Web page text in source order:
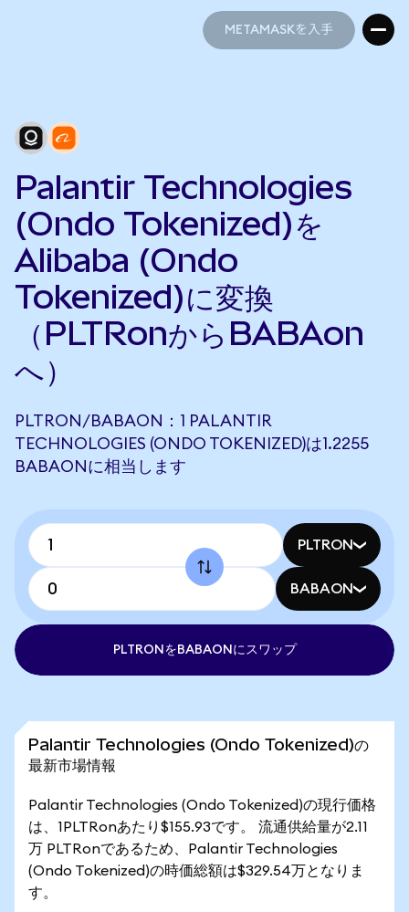
METAMASKを入手
Palantir Technologies
(Ondo Tokenized)を
Alibaba (Ondo
Tokenized)に変換
（PLTRonからBABAon
へ）
PLTRON/BABAON：1 PALANTIR
TECHNOLOGIES (ONDO TOKENIZED)は1.2255
BABAONに相当します
PLTRON
BABAON
PLTRONをBABAONにスワップ
Palantir Technologies (Ondo Tokenized)の
最新市場情報
Palantir Technologies (Ondo Tokenized)の現行価格
は、1PLTRonあたり$155.93です。 流通供給量が2.11
万 PLTRonであるため、Palantir Technologies
(Ondo Tokenized)の時価総額は$329.54万となりま
す。